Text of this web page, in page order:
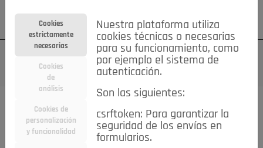
Su cuenta Regístrese ¿Olvidó su contraseña?
TODAS Deporte Bicicletas Deportes y Ocio
Electrodomésticos
Cookies
estrictamente
necesarias
Cookies
de
análisis
Cookies de
personalización
y funcionalidad
Nuestra plataforma utiliza
cookies técnicas o necesarias
para su funcionamiento, como
por ejemplo el sistema de
autenticación.
Son las siguientes:
csrftoken: Para garantizar la
seguridad de los envíos en
formularios.